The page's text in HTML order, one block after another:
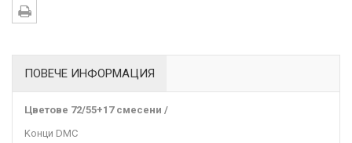
ПОВЕЧЕ ИНФОРМАЦИЯ
Цветове 72/55+17 смесени /
Kонци DMC